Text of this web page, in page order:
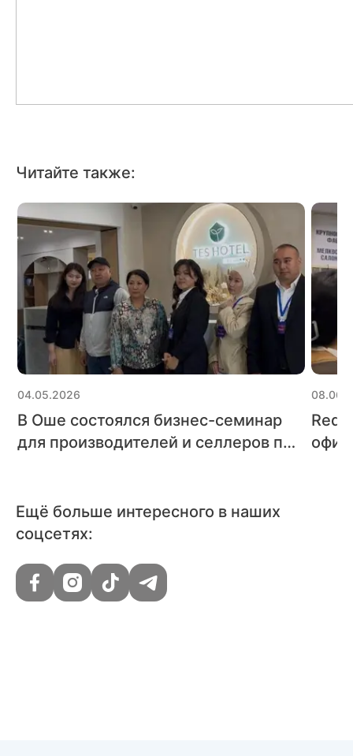
Читайте также:
04.05.2026
В Оше состоялся бизнес-семинар
для производителей и селлеров по
Red
Ещё больше интересного в наших
соцсетях: